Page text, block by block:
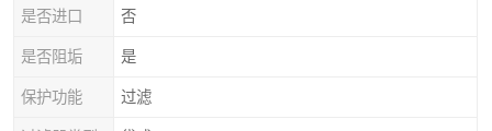
是否进口 否
是否阻垢 是
保护功能 过滤